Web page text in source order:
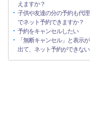
えますか？
子供や友達の分の予約も代理
でネット予約できますか？
予約をキャンセルしたい
「無断キャンセル」と表示が
出て、ネット予約ができない